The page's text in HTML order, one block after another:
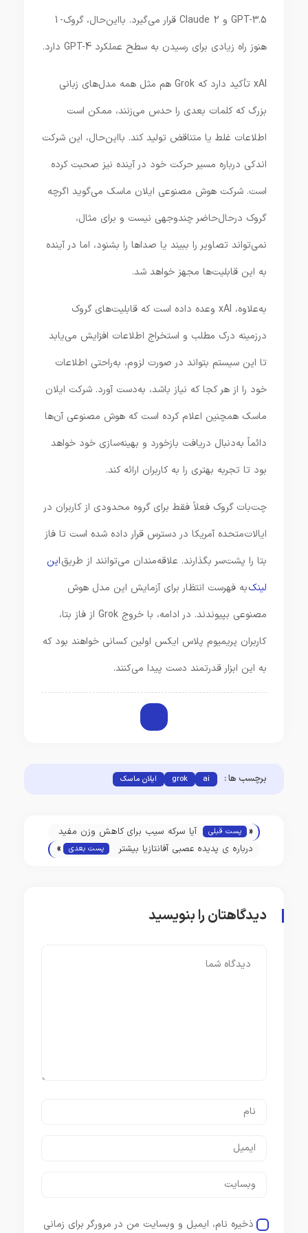
GPT-3.5 و Claude 2 قرار می‌گیرد. بااین‌حال، گروک-1
هنوز راه زیادی برای رسیدن به سطح عملکرد GPT-4 دارد.
xAI تأکید دارد که Grok هم مثل همه مدل‌های زبانی
بزرگ که کلمات بعدی را حدس می‌زنند، ممکن است
اطلاعات غلط یا متناقض تولید کند. بااین‌حال، این شرکت
اندکی درباره مسیر حرکت خود در آینده نیز صحبت کرده
است. شرکت هوش مصنوعی ایلان ماسک می‌گوید اگرچه
گروک درحال‌حاضر چندوجهی نیست و برای مثال،
نمی‌تواند تصاویر را ببیند یا صداها را بشنود، اما در آینده
به این قابلیت‌ها مجهز خواهد شد.
به‌علاوه، xAI وعده داده است که قابلیت‌های گروک
درزمینه درک مطلب و استخراج اطلاعات افزایش می‌یابد
تا این سیستم بتواند در صورت لزوم، به‌راحتی اطلاعات
خود را از هر کجا که نیاز باشد، به‌دست آورد. شرکت ایلان
ماسک همچنین اعلام کرده است که هوش مصنوعی آن‌ها
دائماً به‌دنبال دریافت بازخورد و بهینه‌سازی خود خواهد
بود تا تجربه بهتری را به کاربران ارائه کند.
چت‌بات گروک فعلاً فقط برای گروه محدودی از کاربران در
ایالات‌متحده آمریکا در دسترس قرار داده شده است تا فاز
بتا را پشت‌سر بگذارند. علاقه‌مندان می‌توانند از طریقاین
لینکبه فهرست انتظار برای آزمایش این مدل هوش
مصنوعی بپیوندند. در ادامه، با خروج Grok از فاز بتا،
کاربران پریمیوم پلاس ایکس اولین کسانی خواهند بود که
به این ابزار قدرتمند دست پیدا می‌کنند.
برچسب ها : ai
grok ایلان ماسک
« پست قبلی
آیا سرکه سیب برای کاهش وزن مفید
است؟
درباره ی پدیده عصبی آفانتازیا بیشتر
پست بعدی »
دیدگاهتان را بنویسید
ذخیره نام، ایمیل و وبسایت من در مرورگر برای زمانی